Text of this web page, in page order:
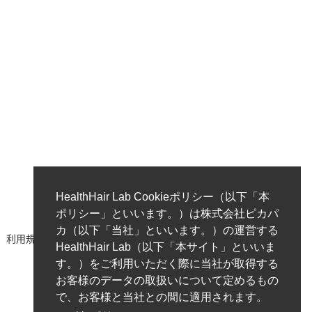
利用規約 著作権ポリシー/免責事項 プライバシーポリシー
HealthHair Lab Cookieポリシー（以下「本
ポリシー」といいます。）は株式会社ピカパ
カ（以下「当社」といいます。）の運営する
HealthHair Lab（以下「本サイト」といいま
す。）をご利用いただく際に当社が取得する
お客様のデータの取扱いについて定めるもの
で、お客様と当社との間に適用されます。